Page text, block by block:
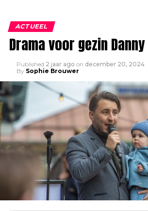
ACTUEEL
Drama voor gezin
Published 2 jaar ago on december 20, 2024
By Sophie Brouwer